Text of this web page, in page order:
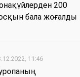
200
бала жоғалды
11:46